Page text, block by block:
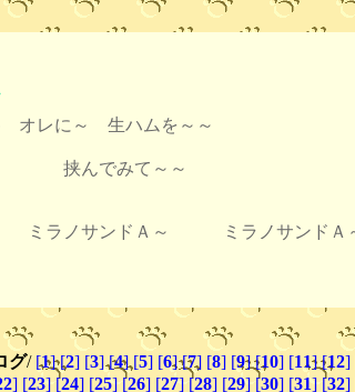
オレに～ 生ハムを～～
挟んでみて～～
ミラノサンドＡ～ ミラノサンドＡ
グ/ [1] [2] [3] [4] [5] [6] [7] [8] [9] [10] [11] [12]
] [23] [24] [25] [26] [27] [28] [29] [30] [31] [32]